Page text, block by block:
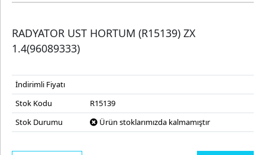
RADYATOR UST HORTUM (R15139) ZX
1.4(96089333)
İndirimli Fiyatı
Stok Kodu
R15139
Stok Durumu
Ürün stoklarımızda kalmamıştır